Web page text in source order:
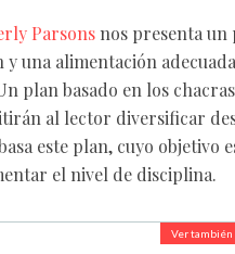
Parsons nos presenta un
una alimentación
plan basado en los
al lector diversificar
este plan, cuyo
el nivel de disciplina.
Ver también